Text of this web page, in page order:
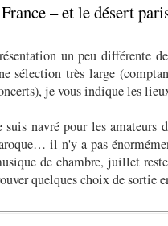
France – et le désert
un peu différente
sélection très large
je vous indique les
suis navré pour les amateurs
il n'y a pas
de chambre, juillet
quelques choix de sortie